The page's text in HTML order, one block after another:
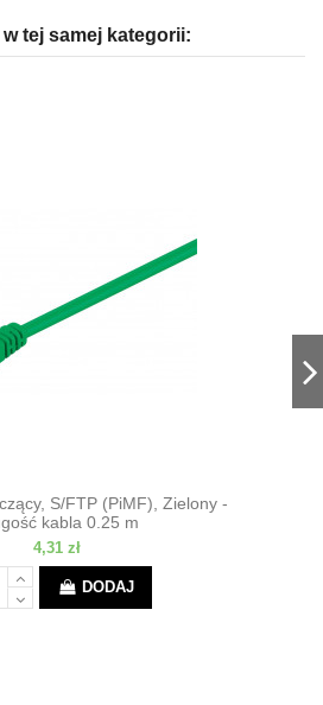
tej samej kategorii:
S/FTP (PiMF), Zielony -
kabla 0.25 m
4,31 zł
DODAJ